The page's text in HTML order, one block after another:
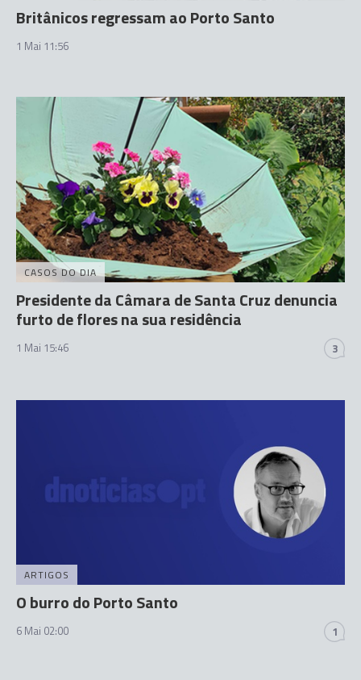
Britânicos regressam ao Porto Santo
1 Mai 11:56
CASOS DO DIA
Presidente da Câmara de Santa Cruz denuncia
furto de flores na sua residência
1 Mai 15:46 3
ARTIGOS
O burro do Porto Santo
6 Mai 02:00 1